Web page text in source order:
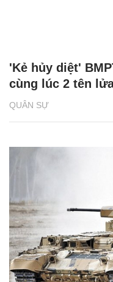
QUÂN SỰ
'Kẻ hủy diệt'
cùng lúc 2 tên